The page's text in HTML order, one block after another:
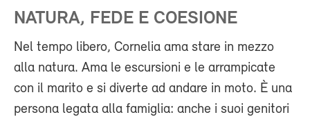
NATURA, FEDE E COESIONE
Nel tempo libero, Cornelia ama stare in mezzo
alla natura. Ama le escursioni e le arrampicate
con il marito e si diverte ad andare in moto. È una
persona legata alla famiglia: anche i suoi genitori